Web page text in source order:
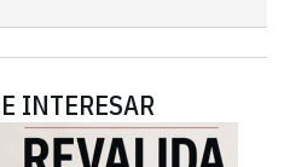
INTERESAR